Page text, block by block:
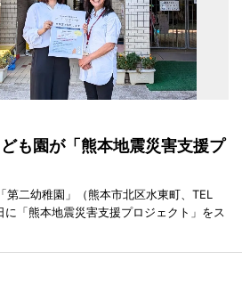
も園が「熊本地震災害支援プ
二幼稚園」（熊本市北区水東町、TEL
「熊本地震災害支援プロジェクト」をス